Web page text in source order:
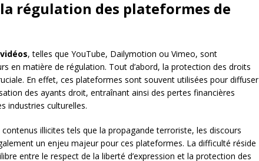
la régulation des plateformes de
, telles que YouTube, Dailymotion ou Vimeo, sont
en matière de régulation. Tout d’abord, la protection des droits
En effet, ces plateformes sont souvent utilisées pour diffuser
des ayants droit, entraînant ainsi des pertes financières
industries culturelles.
illicites tels que la propagande terroriste, les discours
un enjeu majeur pour ces plateformes. La difficulté réside
entre le respect de la liberté d’expression et la protection des